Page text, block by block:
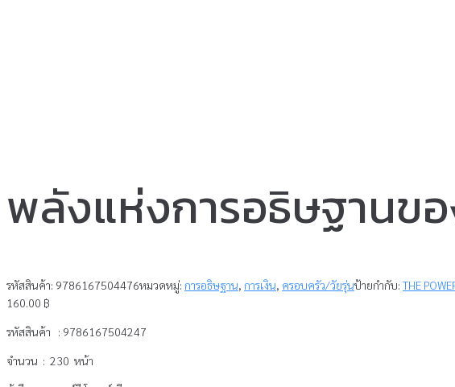
พลังแห่งการอธิษฐานข
รหัสสินค้า: 9786167504476หมวดหมู่: การอธิษฐาน, การเงิน, ครอบครัว/วัยรุ่นป้ายกำกับ: THE
160.00 ฿
รหัสสินค้า : 9786167504247
จำนวน : 230 หน้า